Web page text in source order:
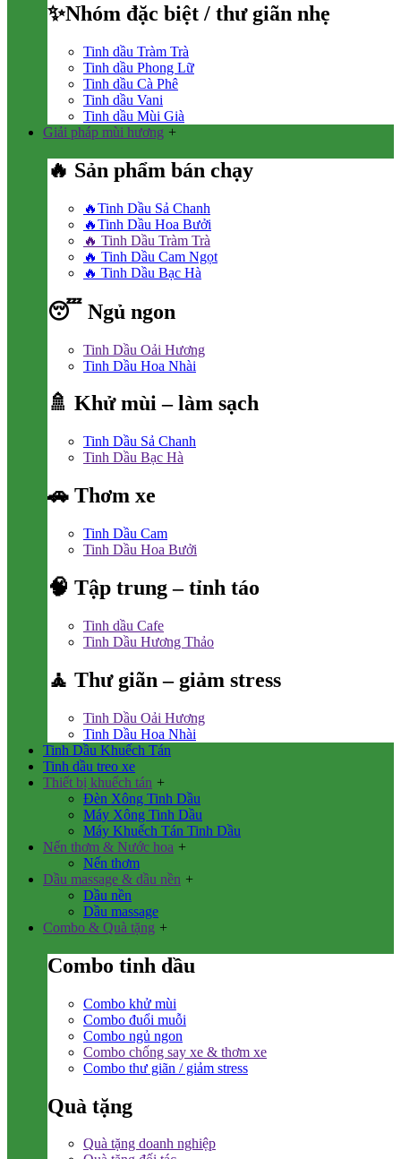
✨Nhóm đặc biệt / thư giãn nhẹ
Tinh dầu Tràm Trà
Tinh dầu Phong Lữ
Tinh dầu Cà Phê
Tinh dầu Vani
Tinh dầu Mùi Già
Giải pháp mùi hương +
🔥 Sản phẩm bán chạy
🔥Tinh Dầu Sả Chanh
🔥Tinh Dầu Hoa Bưởi
🔥 Tinh Dầu Tràm Trà
🔥 Tinh Dầu Cam Ngọt
🔥 Tinh Dầu Bạc Hà
😴 Ngủ ngon
Tinh Dầu Oải Hương
Tinh Dầu Hoa Nhài
🚿 Khử mùi – làm sạch
Tinh Dầu Sả Chanh
Tinh Dầu Bạc Hà
🚗 Thơm xe
Tinh Dầu Cam
Tinh Dầu Hoa Bưởi
🧠 Tập trung – tỉnh táo
Tinh dầu Cafe
Tinh Dầu Hương Thảo
🧘 Thư giãn – giảm stress
Tinh Dầu Oải Hương
Tinh Dầu Hoa Nhài
Tinh Dầu Khuếch Tán
Tinh dầu treo xe
Thiết bị khuếch tán +
Đèn Xông Tinh Dầu
Máy Xông Tinh Dầu
Máy Khuếch Tán Tinh Dầu
Nến thơm & Nước hoa +
Nến thơm
Dầu massage & dầu nền +
Dầu nền
Dầu massage
Combo & Quà tặng +
Combo tinh dầu
Combo khử mùi
Combo đuổi muỗi
Combo ngủ ngon
Combo chống say xe & thơm xe
Combo thư giãn / giảm stress
Quà tặng
Quà tặng doanh nghiệp